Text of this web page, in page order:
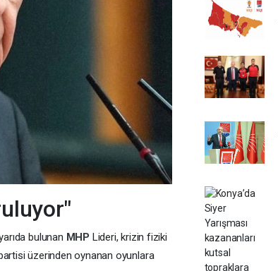
bulunan MHP Lideri, krizin fiziki
üzerinden oynanan oyunlara